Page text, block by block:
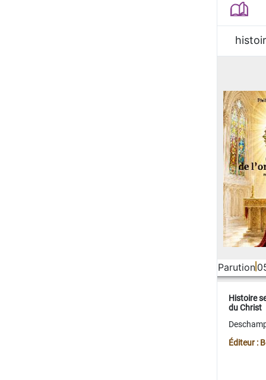
Parution
Histoire
du Christ
Éditeur :